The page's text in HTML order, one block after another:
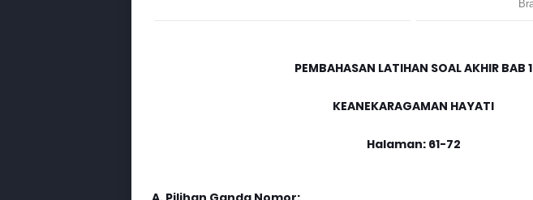
PEMBAHASAN LATIHAN SOAL AKHIR BAB 1
KEANEKARAGAMAN HAYATI
Halaman: 61-72